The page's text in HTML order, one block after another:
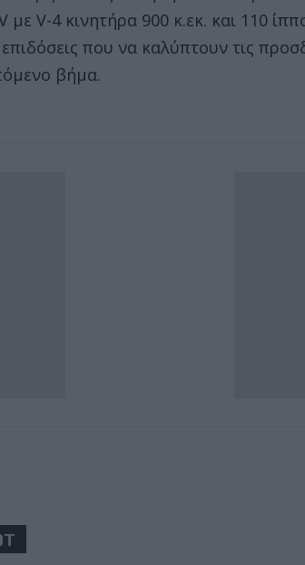
V-4 κινητήρα 900 κ.εκ. και 110
που να καλύπτουν τις
βήμα.